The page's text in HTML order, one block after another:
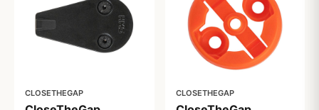
CLOSETHEGAP CLOSETHEGAP